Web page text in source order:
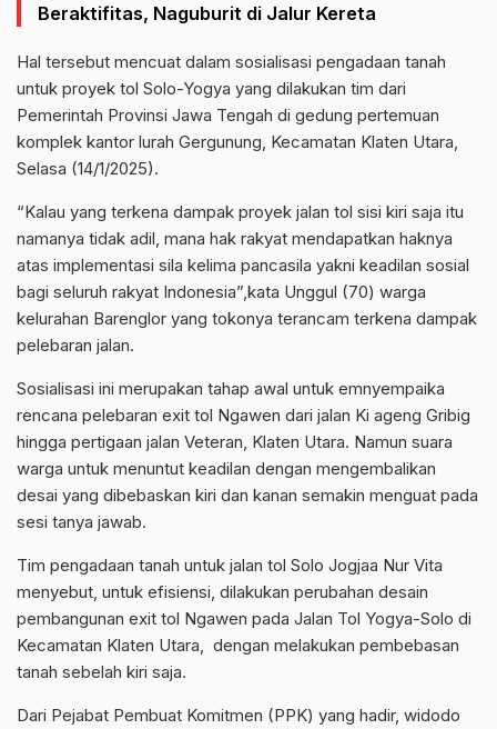
Beraktifitas, Naguburit di Jalur Kereta
Hal tersebut mencuat dalam sosialisasi pengadaan tanah
untuk proyek tol Solo-Yogya yang dilakukan tim dari
Pemerintah Provinsi Jawa Tengah di gedung pertemuan
komplek kantor lurah Gergunung, Kecamatan Klaten Utara,
Selasa (14/1/2025).
“Kalau yang terkena dampak proyek jalan tol sisi kiri saja itu
namanya tidak adil, mana hak rakyat mendapatkan haknya
atas implementasi sila kelima pancasila yakni keadilan sosial
bagi seluruh rakyat Indonesia”,kata Unggul (70) warga
kelurahan Barenglor yang tokonya terancam terkena dampak
pelebaran jalan.
Sosialisasi ini merupakan tahap awal untuk emnyempaika
rencana pelebaran exit tol Ngawen dari jalan Ki ageng Gribig
hingga pertigaan jalan Veteran, Klaten Utara. Namun suara
warga untuk menuntut keadilan dengan mengembalikan
desai yang dibebaskan kiri dan kanan semakin menguat pada
sesi tanya jawab.
Tim pengadaan tanah untuk jalan tol Solo Jogjaa Nur Vita
menyebut, untuk efisiensi, dilakukan perubahan desain
pembangunan exit tol Ngawen pada Jalan Tol Yogya-Solo di
Kecamatan Klaten Utara, dengan melakukan pembebasan
tanah sebelah kiri saja.
Dari Pejabat Pembuat Komitmen (PPK) yang hadir, widodo